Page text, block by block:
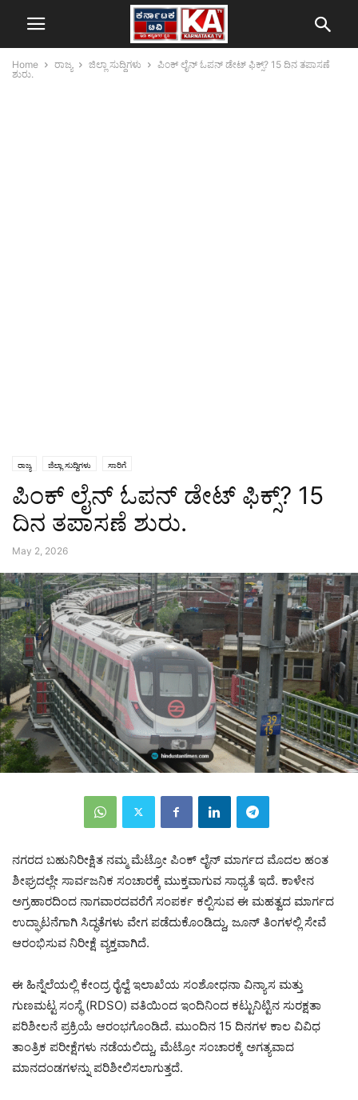
Home ರಾಜ್ಯ ಜಿಲ್ಲಾ ಸುದ್ದಿಗಳು
ಪಿಂಕ್ ಲೈನ್ ಓಪನ್ ಡೇಟ್ ಫಿಕ್ಸ್? 15 ದಿನ ತಪಾಸಣೆ
ಶುರು.
ರಾಜ್ಯ ಜಿಲ್ಲಾ ಸುದ್ದಿಗಳು ಸಾರಿಗೆ
ಪಿಂಕ್ ಲೈನ್ ಓಪನ್ ಡೇಟ್ ಫಿಕ್ಸ್? 15
ದಿನ ತಪಾಸಣೆ ಶುರು.
May 2, 2026
ನಗರದ ಬಹುನಿರೀಕ್ಷಿತ ನಮ್ಮ ಮೆಟ್ರೋ ಪಿಂಕ್ ಲೈನ್ ಮಾರ್ಗದ ಮೊದಲ ಹಂತ
ಶೀಘ್ರದಲ್ಲೇ ಸಾರ್ವಜನಿಕ ಸಂಚಾರಕ್ಕೆ ಮುಕ್ತವಾಗುವ ಸಾಧ್ಯತೆ ಇದೆ. ಕಾಳೇನ
ಅಗ್ರಹಾರದಿಂದ ನಾಗವಾರದವರೆಗೆ ಸಂಪರ್ಕ ಕಲ್ಪಿಸುವ ಈ ಮಹತ್ವದ ಮಾರ್ಗದ
ಉದ್ಘಾಟನೆಗಾಗಿ ಸಿದ್ಧತೆಗಳು ವೇಗ ಪಡೆದುಕೊಂಡಿದ್ದು, ಜೂನ್ ತಿಂಗಳಲ್ಲಿ ಸೇವೆ
ಆರಂಭಿಸುವ ನಿರೀಕ್ಷೆ ವ್ಯಕ್ತವಾಗಿದೆ.
ಈ ಹಿನ್ನೆಲೆಯಲ್ಲಿ ಕೇಂದ್ರ ರೈಲ್ವೆ ಇಲಾಖೆಯ ಸಂಶೋಧನಾ ವಿನ್ಯಾಸ ಮತ್ತು
ಗುಣಮಟ್ಟ ಸಂಸ್ಥೆ (RDSO) ವತಿಯಿಂದ ಇಂದಿನಿಂದ ಕಟ್ಟುನಿಟ್ಟಿನ ಸುರಕ್ಷತಾ
ಪರಿಶೀಲನೆ ಪ್ರಕ್ರಿಯೆ ಆರಂಭಗೊಂಡಿದೆ. ಮುಂದಿನ 15 ದಿನಗಳ ಕಾಲ ವಿವಿಧ
ತಾಂತ್ರಿಕ ಪರೀಕ್ಷೆಗಳು ನಡೆಯಲಿದ್ದು, ಮೆಟ್ರೋ ಸಂಚಾರಕ್ಕೆ ಅಗತ್ಯವಾದ
ಮಾನದಂಡಗಳನ್ನು ಪರಿಶೀಲಿಸಲಾಗುತ್ತದೆ.